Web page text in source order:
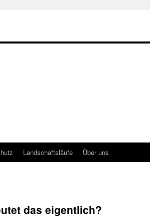
Landschaftsläufe Über uns
das eigentlich?